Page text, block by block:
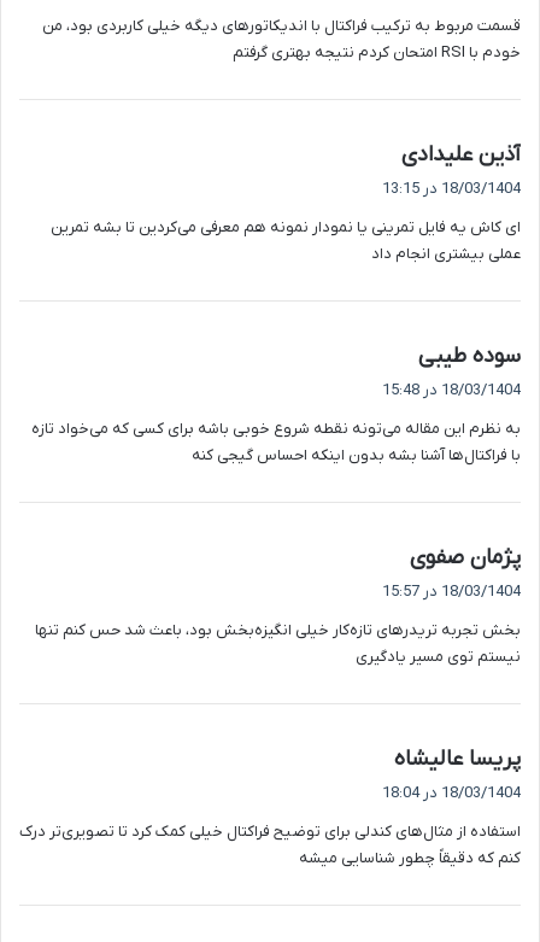
:
قسمت مربوط به ترکیب فراکتال با اندیکاتورهای دیگه خیلی کاربردی بود، من
خودم با RSI امتحان کردم نتیجه بهتری گرفتم
آذین علیدادی
ف
:
18/03/1404 در 13:15
ای کاش یه فایل تمرینی یا نمودار نمونه هم معرفی می‌کردین تا بشه تمرین
عملی بیشتری انجام داد
سوده طیبی
ف
:
18/03/1404 در 15:48
به نظرم این مقاله می‌تونه نقطه شروع خوبی باشه برای کسی که می‌خواد تازه
با فراکتال‌ها آشنا بشه بدون اینکه احساس گیجی کنه
پژمان صفوی
ف
:
18/03/1404 در 15:57
بخش تجربه تریدرهای تازه‌کار خیلی انگیزه‌بخش بود، باعث شد حس کنم تنها
نیستم توی مسیر یادگیری
پریسا عالیشاه
ف
18/03/1404 در 18:04
استفاده از مثال‌های کندلی برای توضیح فراکتال خیلی کمک کرد تا تصویری‌تر درک
کنم که دقیقاً چطور شناسایی میشه